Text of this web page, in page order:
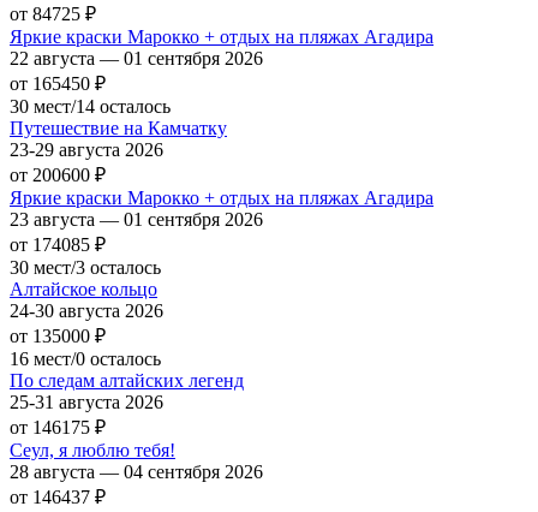
от 84725 ₽
Яркие краски Марокко + отдых на пляжах Агадира
22 августа — 01 сентября 2026
от 165450 ₽
30 мест/14 осталось
Путешествие на Камчатку
23-29 августа 2026
от 200600 ₽
Яркие краски Марокко + отдых на пляжах Агадира
23 августа — 01 сентября 2026
от 174085 ₽
30 мест/3 осталось
Алтайское кольцо
24-30 августа 2026
от 135000 ₽
16 мест/0 осталось
По следам алтайских легенд
25-31 августа 2026
от 146175 ₽
Сеул, я люблю тебя!
28 августа — 04 сентября 2026
от 146437 ₽